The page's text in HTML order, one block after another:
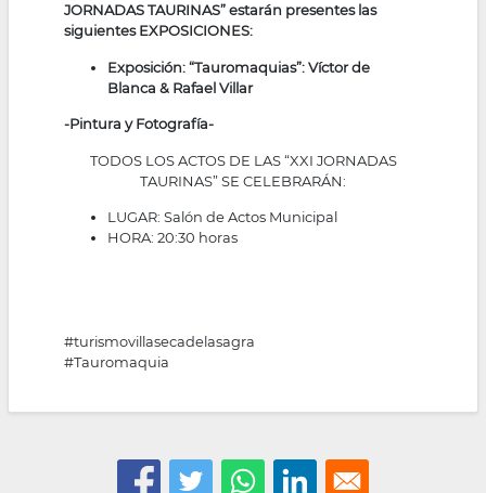
JORNADAS TAURINAS” estarán presentes las
siguientes EXPOSICIONES:
Exposición: “Tauromaquias”: Víctor de
Blanca & Rafael Villar
-Pintura y Fotografía-
TODOS LOS ACTOS DE LAS “XXI JORNADAS
TAURINAS” SE CELEBRARÁN:
LUGAR: Salón de Actos Municipal
HORA: 20:30 horas
#turismovillasecadelasagra
#Tauromaquia